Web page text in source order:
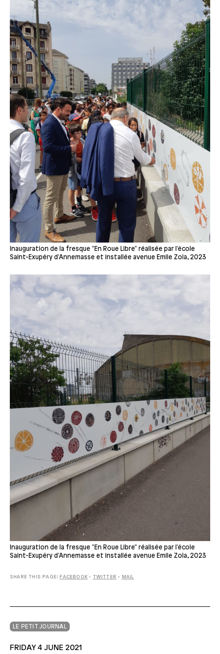
Inauguration de la fresque "En Roue Libre" réalisée par l'école
Saint-Exupéry d'Annemasse et installée avenue Emile Zola, 2023
Inauguration de la fresque "En Roue Libre" réalisée par l'école
Saint-Exupéry d'Annemasse et installée avenue Emile Zola, 2023
SHARE THIS PAGE: FACEBOOK • TWITTER • MAIL
LE PETIT JOURNAL
FRIDAY 4 JUNE 2021